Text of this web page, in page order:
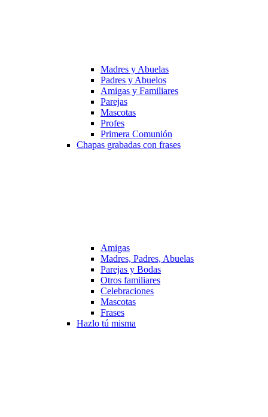
Madres y Abuelas
Padres y Abuelos
Amigas y Familiares
Parejas
Mascotas
Profes
Primera Comunión
Chapas grabadas con frases
Amigas
Madres, Padres, Abuelas
Parejas y Bodas
Otros familiares
Celebraciones
Mascotas
Frases
Hazlo tú misma